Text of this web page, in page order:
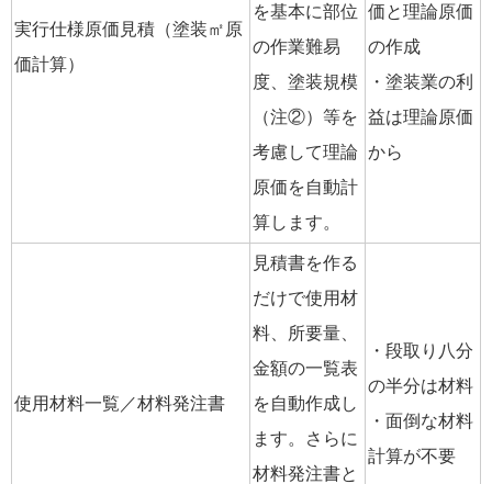
実行仕様原価見積（塗装㎡原
価計算）
を基本に部位
の作業難易
度、塗装規模
（注②）等を
考慮して理論
原価を自動計
算します。
価と理論原価
の作成
・塗装業の利
益は理論原価
から
使用材料一覧／材料発注書
見積書を作る
だけで使用材
料、所要量、
金額の一覧表
を自動作成し
ます。さらに
材料発注書と
・段取り八分
の半分は材料
・面倒な材料
計算が不要